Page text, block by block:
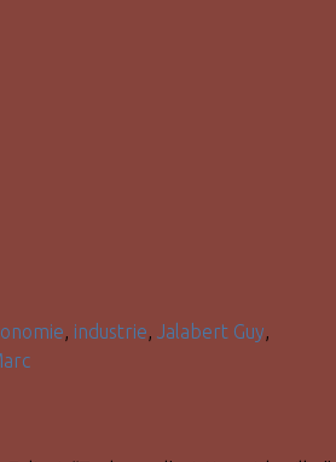
, industrie, Jalabert Guy,